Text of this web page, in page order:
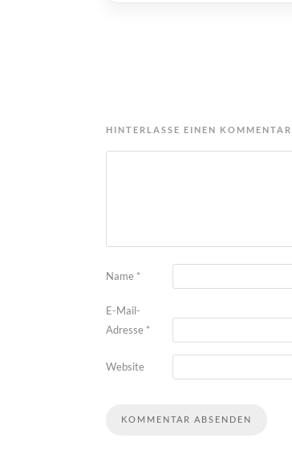
HINTERLASSE EINEN KOMMENTAR
Name *
E-Mail-
Adresse *
Website